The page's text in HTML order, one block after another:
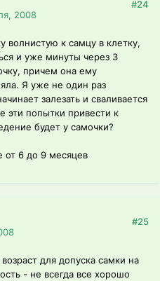
2008
#24
волнистую к самцу в клетку,
и уже минуты через 3
причем она ему
Я уже не один раз
залезать и сваливается
эти попытки привести к
будет у самочки?
от 6 до 9 месяцев
#25
для допуска самки на
- не всегда все хорошо